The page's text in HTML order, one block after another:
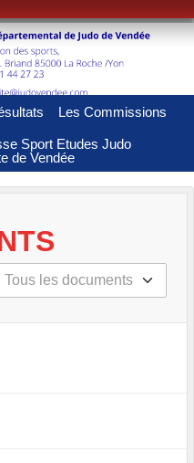
Les Commissions
Sport Etudes Judo
de Vendée